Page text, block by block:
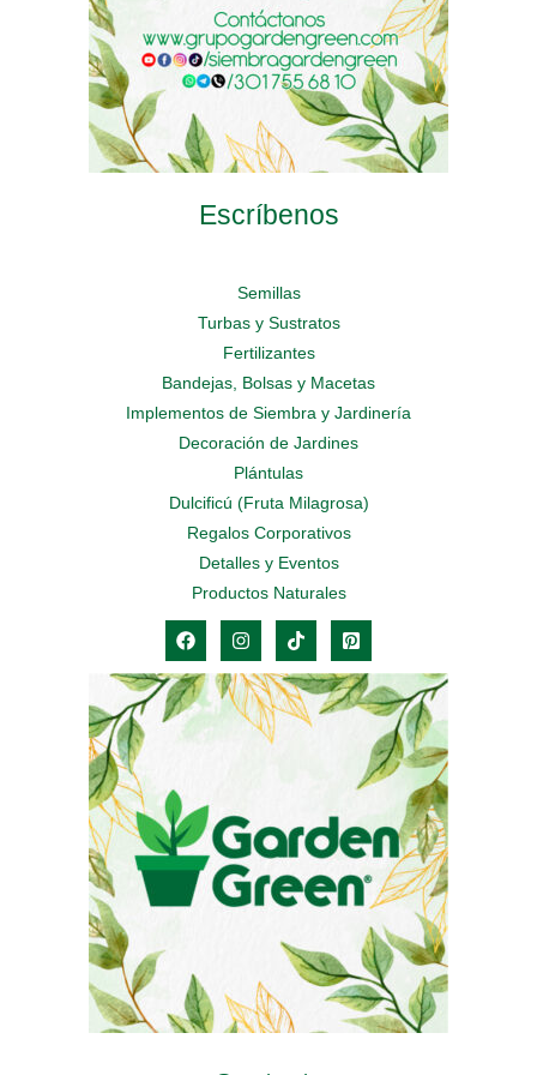
producto
producto
producto
Escríbenos
Semillas
Turbas y Sustratos
Fertilizantes
Bandejas, Bolsas y Macetas
Implementos de Siembra y Jardinería
Decoración de Jardines
Plántulas
Dulcificú (Fruta Milagrosa)
Regalos Corporativos
Detalles y Eventos
Productos Naturales